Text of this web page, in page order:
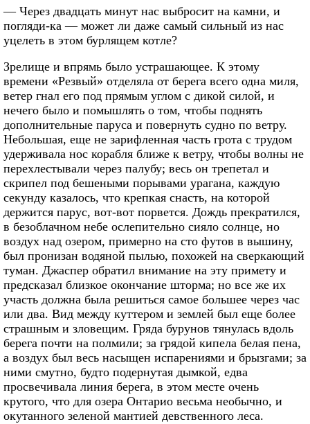
— Через двадцать минут нас выбросит на камни, и
погляди-ка — может ли даже самый сильный из нас
уцелеть в этом бурлящем котле?
Зрелище и впрямь было устрашающее. К этому
времени «Резвый» отделяла от берега всего одна миля,
ветер гнал его под прямым углом с дикой силой, и
нечего было и помышлять о том, чтобы поднять
дополнительные паруса и повернуть судно по ветру.
Небольшая, еще не зарифленная часть грота с трудом
удерживала нос корабля ближе к ветру, чтобы волны не
перехлестывали через палубу; весь он трепетал и
скрипел под бешеными порывами урагана, каждую
секунду казалось, что крепкая снасть, на которой
держится парус, вот-вот порвется. Дождь прекратился,
в безоблачном небе ослепительно сияло солнце, но
воздух над озером, примерно на сто футов в вышину,
был пронизан водяной пылью, похожей на сверкающий
туман. Джаспер обратил внимание на эту примету и
предсказал близкое окончание шторма; но все же их
участь должна была решиться самое большее через час
или два. Вид между куттером и землей был еще более
страшным и зловещим. Гряда бурунов тянулась вдоль
берега почти на полмили; за грядой кипела белая пена,
а воздух был весь насыщен испарениями и брызгами; за
ними смутно, будто подернутая дымкой, едва
просвечивала линия берега, в этом месте очень
крутого, что для озера Онтарио весьма необычно, и
окутанного зеленой мантией девственного леса.